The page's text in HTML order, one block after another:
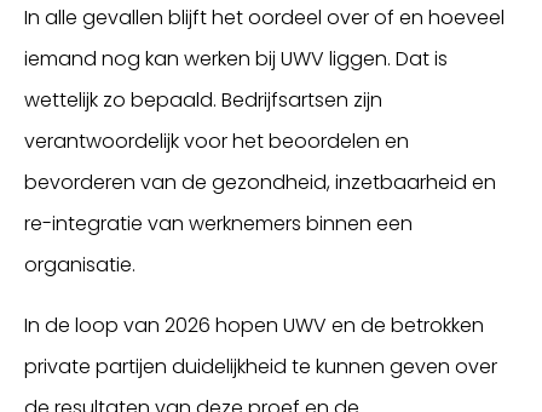
In alle gevallen blijft het oordeel over of en hoeveel
iemand nog kan werken bij UWV liggen. Dat is
wettelijk zo bepaald. Bedrijfsartsen zijn
verantwoordelijk voor het beoordelen en
bevorderen van de gezondheid, inzetbaarheid en
re-integratie van werknemers binnen een
organisatie.
In de loop van 2026 hopen UWV en de betrokken
private partijen duidelijkheid te kunnen geven over